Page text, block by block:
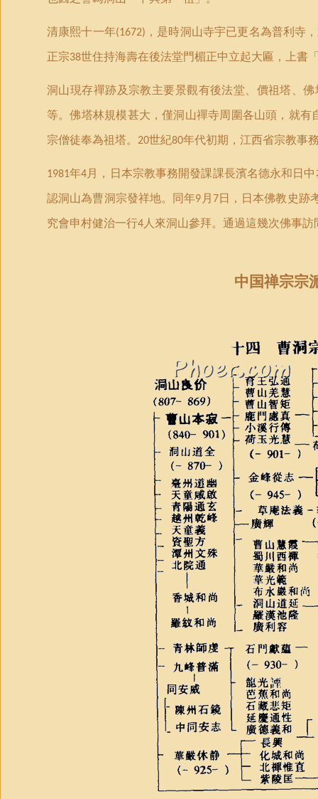
清康熙十一年(1672) ，是時洞山寺宇已更名為普利寺
正宗38世住持海壽在後法堂門楣正中立起大匾，上書
洞山現存禪跡及宗教主要景觀有後法堂、價祖塔、
等。佛塔林規模甚大，僅洞山禪寺周圍各山頭，就有
宗僧徒奉為祖塔。
20世紀80年代初期，江西省宗教事
1981年4月，日本宗教事務開發課課長濱名德永和日
認洞山為曹洞宗發祥地。同年9 月 7日，日本佛教史跡
究會申村健治一行4人來洞山參拜。通過這幾次佛事
中国禅宗宗